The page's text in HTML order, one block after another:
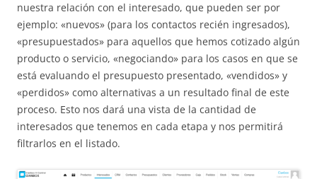
nuestra relación con el interesado, que pueden ser por
ejemplo: «nuevos» (para los contactos recién ingresados),
«presupuestados» para aquellos que hemos cotizado algún
producto o servicio, «negociando» para los casos en que se
está evaluando el presupuesto presentado, «vendidos» y
«perdidos» como alternativas a un resultado final de este
proceso. Esto nos dará una vista de la cantidad de
interesados que tenemos en cada etapa y nos permitirá
filtrarlos en el listado.